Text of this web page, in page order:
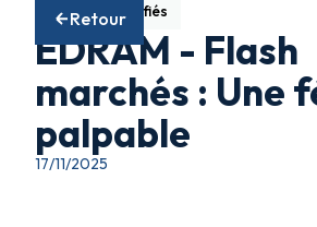
Retour
Fonds diversifiés
EDRAM - Flash
marchés : Une
palpable
17/11/2025